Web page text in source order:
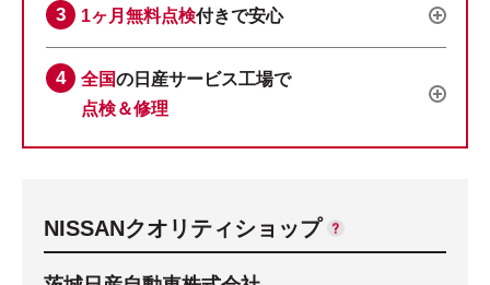
1ヶ月無料点検付きで安心
全国の日産サービス工場で
点検＆修理
NISSANクオリティショップ